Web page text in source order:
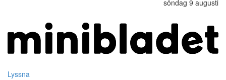
söndag 9 augusti
innehållet
Lyssna